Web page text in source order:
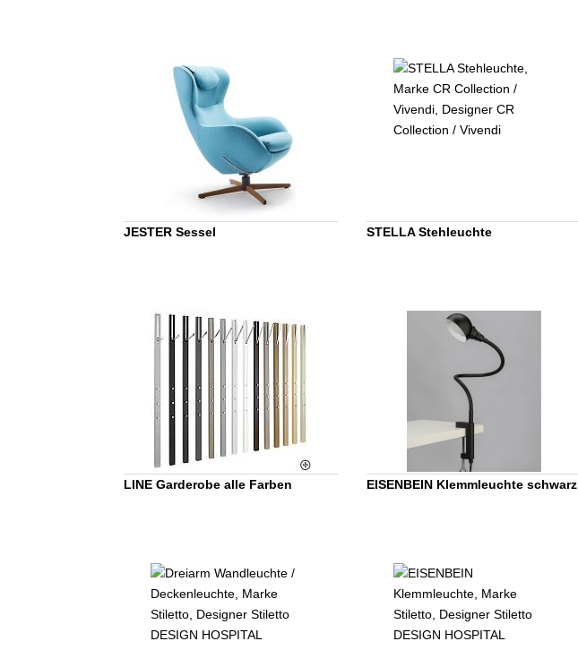
JESTER Sessel STELLA Stehleuchte
LINE Garderobe alle Farben EISENBEIN Klemmleuchte schwarz